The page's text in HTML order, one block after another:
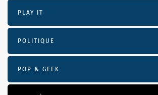
PLAY IT
POLITIQUE
POP & GEEK